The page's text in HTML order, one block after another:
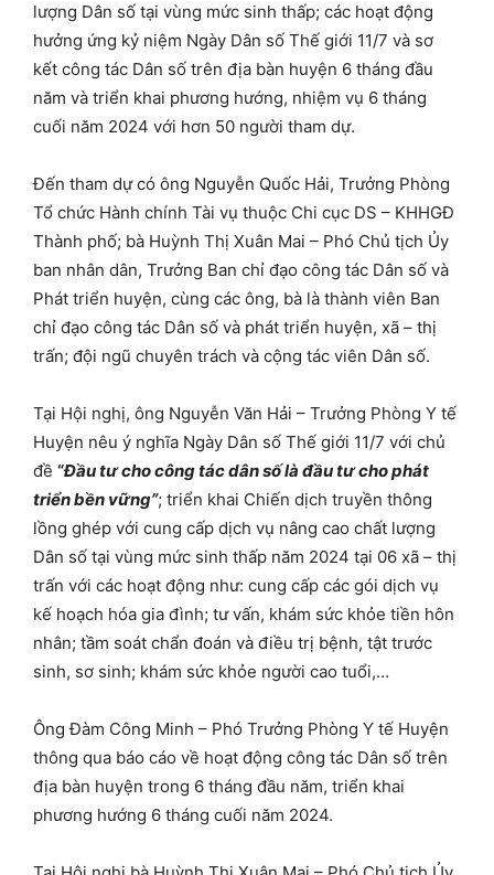
lượng Dân số tại vùng mức sinh thấp; các hoạt động
hưởng ứng kỷ niệm Ngày Dân số Thế giới 11/7 và sơ
kết công tác Dân số trên địa bàn huyện 6 tháng đầu
năm và triển khai phương hướng, nhiệm vụ 6 tháng
cuối năm 2024 với hơn 50 người tham dự.
Đến tham dự có ông Nguyễn Quốc Hải, Trưởng Phòng
Tổ chức Hành chính Tài vụ thuộc Chi cục DS – KHHGĐ
Thành phố; bà Huỳnh Thị Xuân Mai – Phó Chủ tịch Ủy
ban nhân dân, Trưởng Ban chỉ đạo công tác Dân số và
Phát triển huyện, cùng các ông, bà là thành viên Ban
chỉ đạo công tác Dân số và phát triển huyện, xã – thị
trấn; đội ngũ chuyên trách và cộng tác viên Dân số.
Tại Hội nghị, ông Nguyễn Văn Hải – Trưởng Phòng Y tế
Huyện nêu ý nghĩa Ngày Dân số Thế giới 11/7 với chủ
đề “Đầu tư cho công tác dân số là đầu tư cho phát
triển bền vững”; triển khai Chiến dịch truyền thông
lồng ghép với cung cấp dịch vụ nâng cao chất lượng
Dân số tại vùng mức sinh thấp năm 2024 tại 06 xã – thị
trấn với các hoạt động như: cung cấp các gói dịch vụ
kế hoạch hóa gia đình; tư vấn, khám sức khỏe tiền hôn
nhân; tầm soát chẩn đoán và điều trị bệnh, tật trước
sinh, sơ sinh; khám sức khỏe người cao tuổi,…
Ông Đàm Công Minh – Phó Trưởng Phòng Y tế Huyện
thông qua báo cáo về hoạt động công tác Dân số trên
địa bàn huyện trong 6 tháng đầu năm, triển khai
phương hướng 6 tháng cuối năm 2024.